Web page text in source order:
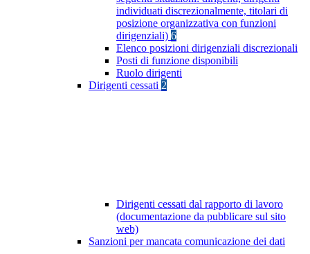
individuati discrezionalmente, titolari di
posizione organizzativa con funzioni
dirigenziali) 6
Elenco posizioni dirigenziali discrezionali
Posti di funzione disponibili
Ruolo dirigenti
Dirigenti cessati 2
Dirigenti cessati dal rapporto di lavoro
(documentazione da pubblicare sul sito
web)
Sanzioni per mancata comunicazione dei dati